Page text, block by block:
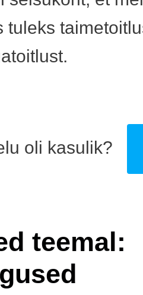
tuleks
oli kasulik?
teemal: